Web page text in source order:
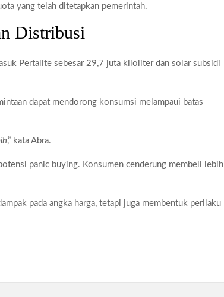
yang telah ditetapkan pemerintah.
Distribusi
Pertalite sebesar 29,7 juta kiloliter dan solar subsidi
dapat mendorong konsumsi melampaui batas
,” kata Abra.
panic buying. Konsumen cenderung membeli lebih
pada angka harga, tetapi juga membentuk perilaku